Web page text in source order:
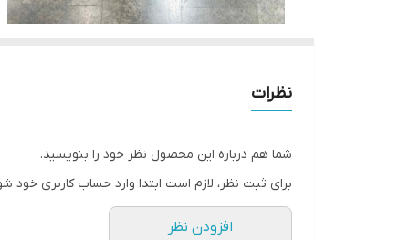
نظرات
شما هم درباره این محصول نظر خود را بنویسید.
برای ثبت نظر، لازم است ابتدا وارد حساب کاربری خود
افزودن نظر